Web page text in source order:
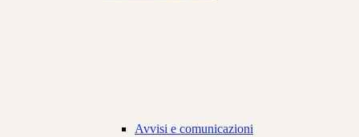
Avvisi e comunicazioni